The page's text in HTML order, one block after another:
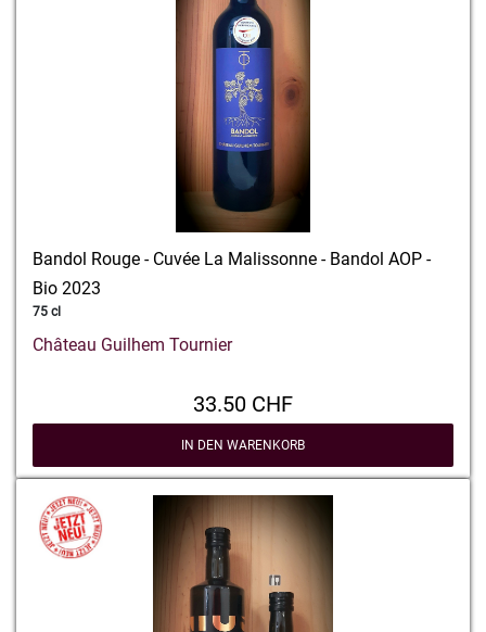
Bandol Rouge - Cuvée La Malissonne - Bandol AOP -
Bio 2023
75 cl
Château Guilhem Tournier
33.50 CHF
IN DEN WARENKORB